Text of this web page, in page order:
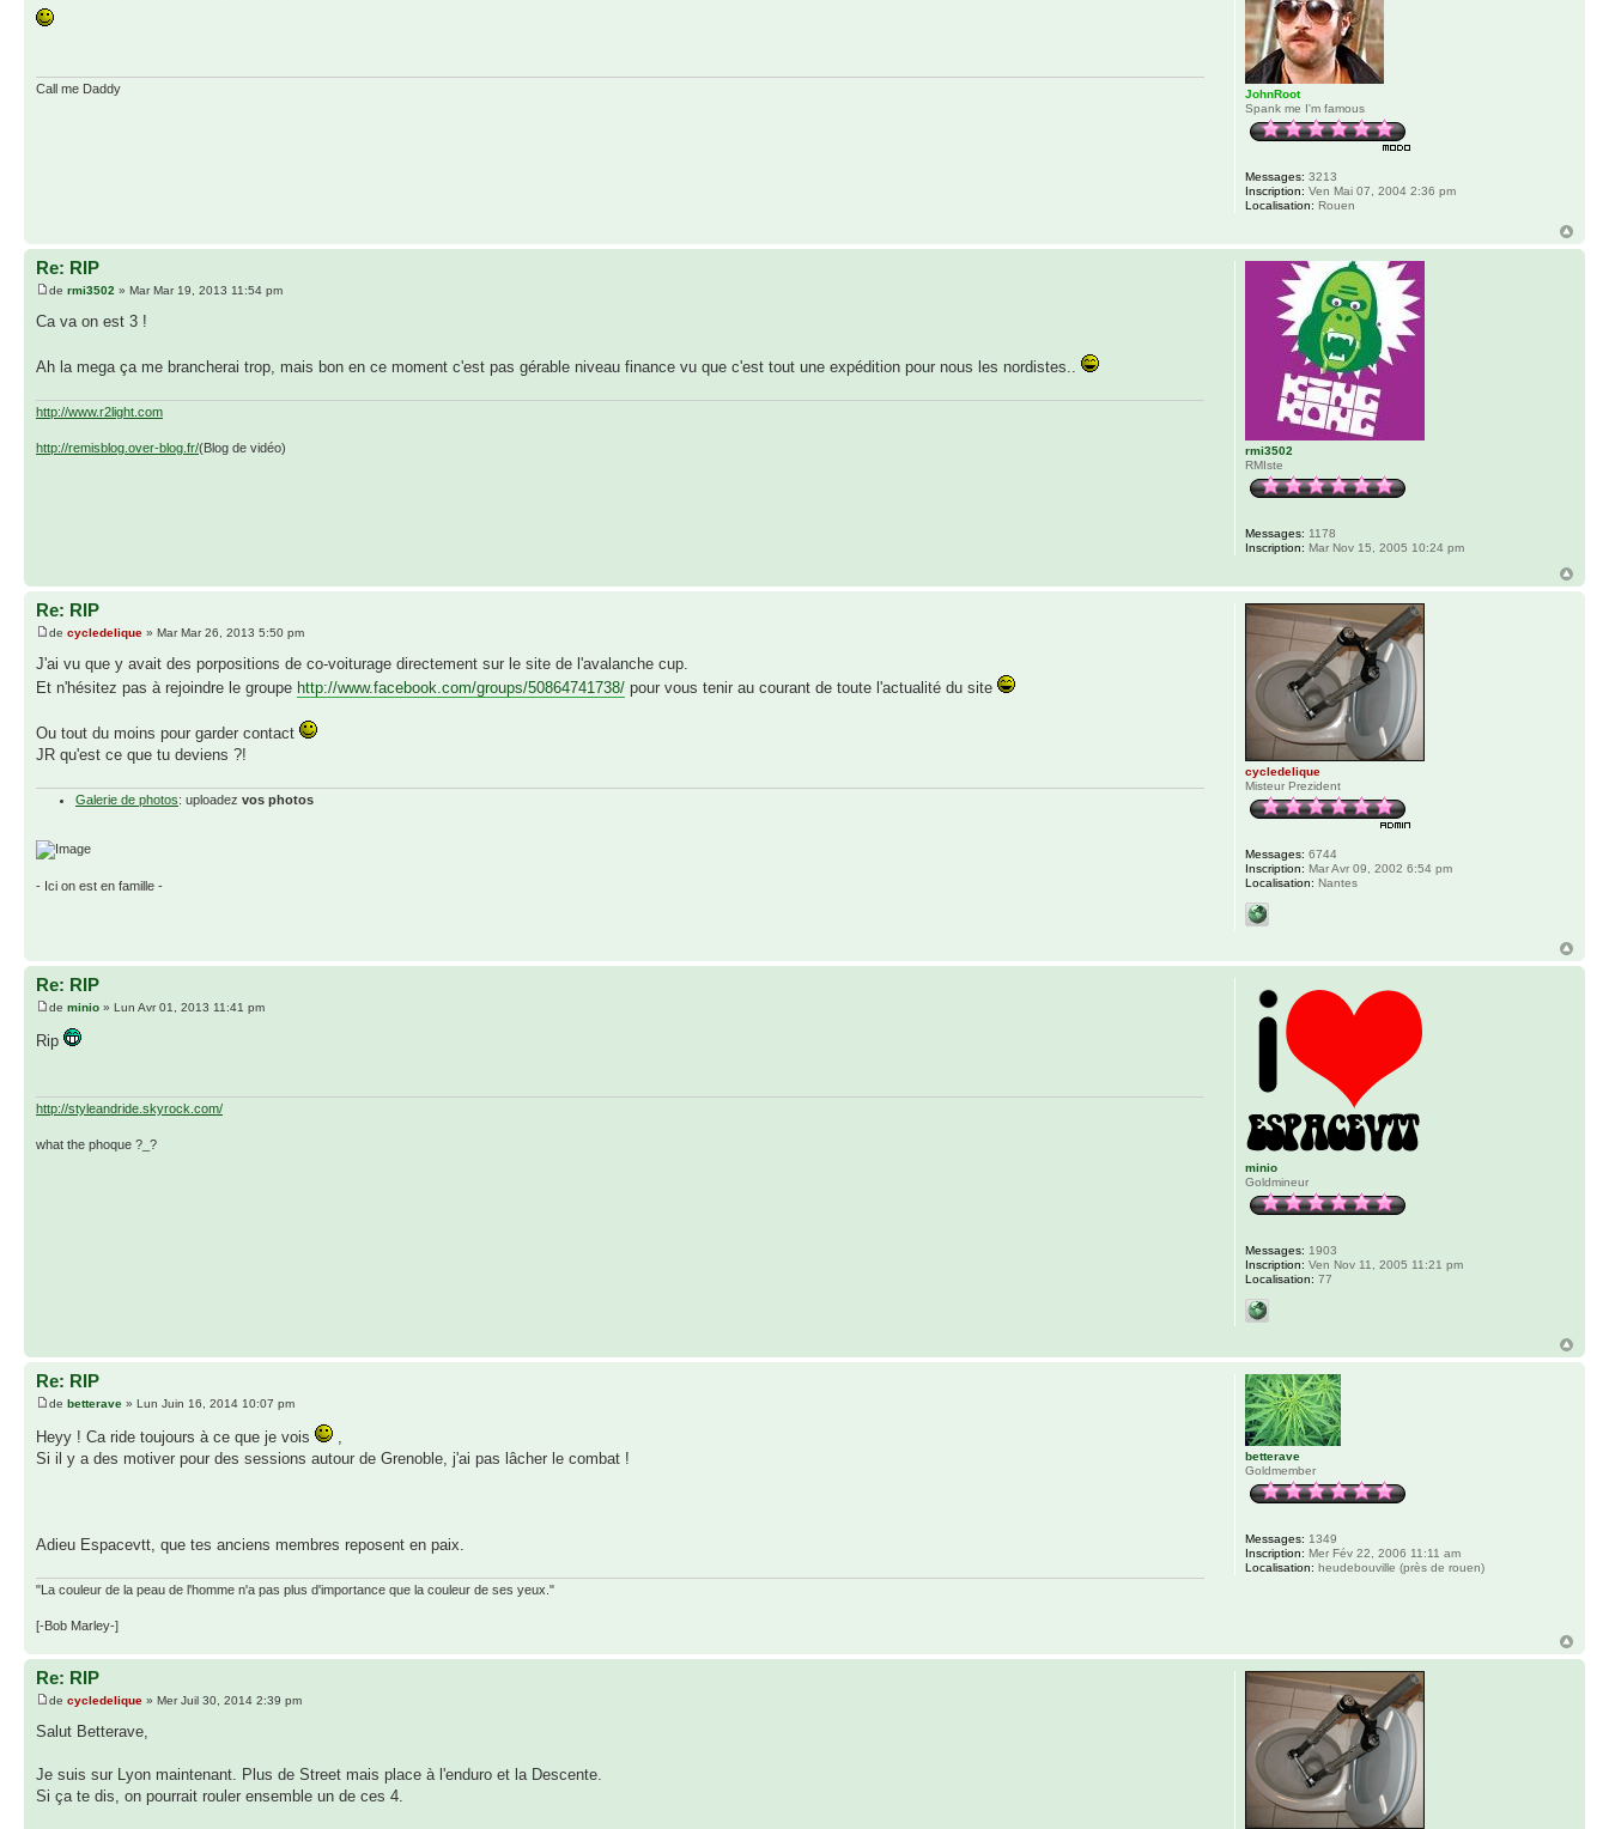
Call me Daddy
JohnRoot
Spank me I'm famous
Messages: 3213
Inscription: Ven Mai 07, 2004 2:36 pm
Localisation: Rouen
Re: RIP
de rmi3502 » Mar Mar 19, 2013 11:54 pm
Ca va on est 3 !
Ah la mega ça me brancherai trop, mais bon en ce moment c'est pas gérable niveau finance vu que c'est tout une expédition pour nous les nordistes..
http://www.r2light.com
http://remisblog.over-blog.fr/(Blog de vidéo)
rmi3502
RMIste
Messages: 1178
Inscription: Mar Nov 15, 2005 10:24 pm
Re: RIP
de cycledelique » Mar Mar 26, 2013 5:50 pm
J'ai vu que y avait des porpositions de co-voiturage directement sur le site de l'avalanche cup.
Et n'hésitez pas à rejoindre le groupe http://www.facebook.com/groups/50864741738/ pour vous tenir au courant de toute l'actualité du site
Ou tout du moins pour garder contact
JR qu'est ce que tu deviens ?!
Galerie de photos: uploadez vos photos
- Ici on est en famille -
cycledelique
Misteur Prezident
Messages: 6744
Inscription: Mar Avr 09, 2002 6:54 pm
Localisation: Nantes
Re: RIP
de minio » Lun Avr 01, 2013 11:41 pm
Rip
http://styleandride.skyrock.com/
what the phoque ?_?
minio
Goldmineur
Messages: 1903
Inscription: Ven Nov 11, 2005 11:21 pm
Localisation: 77
Re: RIP
de betterave » Lun Juin 16, 2014 10:07 pm
Heyy ! Ca ride toujours à ce que je vois
,
Si il y a des motiver pour des sessions autour de Grenoble, j'ai pas lâcher le combat !
Adieu Espacevtt, que tes anciens membres reposent en paix.
"La couleur de la peau de l'homme n'a pas plus d'importance que la couleur de ses yeux."
[-Bob Marley-]
betterave
Goldmember
Messages: 1349
Inscription: Mer Fév 22, 2006 11:11 am
Localisation: heudebouville (près de rouen)
Re: RIP
de cycledelique » Mer Juil 30, 2014 2:39 pm
Salut Betterave,
Je suis sur Lyon maintenant. Plus de Street mais place à l'enduro et la Descente.
Si ça te dis, on pourrait rouler ensemble un de ces 4.